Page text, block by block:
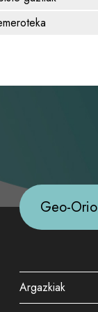
Geo-Orio
Argazkiak